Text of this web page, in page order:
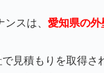
ンスは、愛知県の外
見積もりを取得さ